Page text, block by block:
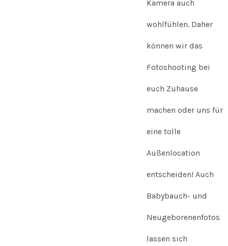
Kamera auch
wohlfühlen. Daher
können wir das
Fotoshooting bei
euch Zuhause
machen oder uns für
eine tolle
Außenlocation
entscheiden! Auch
Babybauch- und
Neugeborenenfotos
lassen sich